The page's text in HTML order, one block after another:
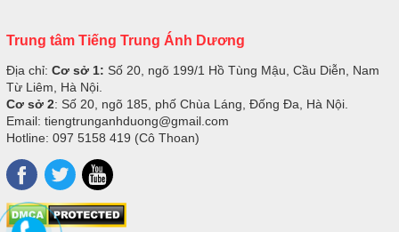
Trung tâm Tiếng Trung Ánh Dương
Địa chỉ: Cơ sở 1: Số 20, ngõ 199/1 Hồ Tùng Mậu, Cầu Diễn, Nam
Từ Liêm, Hà Nội.
Cơ sở 2: Số 20, ngõ 185, phố Chùa Láng, Đống Đa, Hà Nội.
Email: tiengtrunganhduong@gmail.com
Hotline: 097 5158 419 (Cô Thoan)